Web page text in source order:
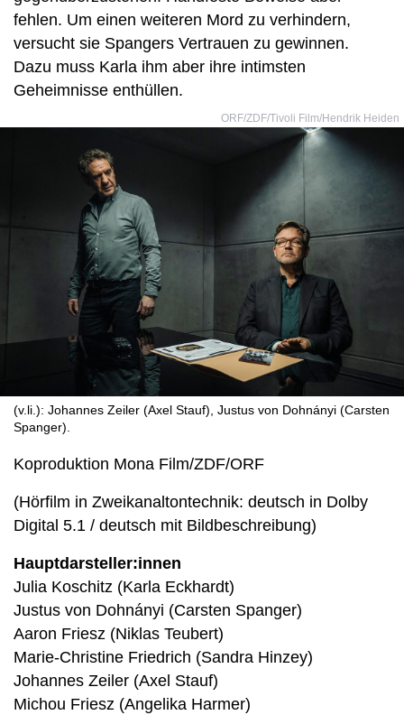
fehlen. Um einen weiteren Mord zu verhindern,
versucht sie Spangers Vertrauen zu gewinnen.
Dazu muss Karla ihm aber ihre intimsten
Geheimnisse enthüllen.
ORF/ZDF/Tivoli Film/Hendrik Heiden
(v.li.): Johannes Zeiler (Axel Stauf), Justus von Dohnányi (Carsten
Spanger).
Koproduktion Mona Film/ZDF/ORF
(Hörfilm in Zweikanaltontechnik: deutsch in Dolby
Digital 5.1 / deutsch mit Bildbeschreibung)
Hauptdarsteller:innen
Julia Koschitz (Karla Eckhardt)
Justus von Dohnányi (Carsten Spanger)
Aaron Friesz (Niklas Teubert)
Marie-Christine Friedrich (Sandra Hinzey)
Johannes Zeiler (Axel Stauf)
Michou Friesz (Angelika Harmer)